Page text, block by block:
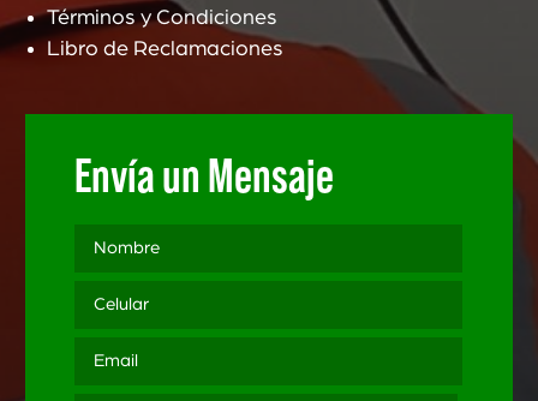
Términos y Condiciones
Libro de Reclamaciones
Envía un Mensaje